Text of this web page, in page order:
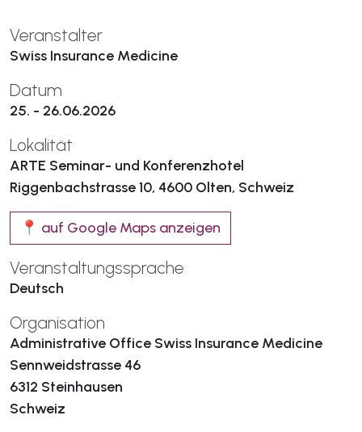
Veranstalter
Swiss Insurance Medicine
Datum
25. - 26.06.2026
Lokalität
ARTE Seminar- und Konferenzhotel
Riggenbachstrasse 10, 4600 Olten, Schweiz
📍 auf Google Maps anzeigen
Veranstaltungssprache
Deutsch
Organisation
Administrative Office Swiss Insurance Medicine
Sennweidstrasse 46
6312 Steinhausen
Schweiz